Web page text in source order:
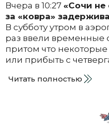
Вчера в 10:27 «Сочи не
за «ковра»
В субботу утром в
раз ввели временные
притом что некоторые
или прибыть с
Читать полностью